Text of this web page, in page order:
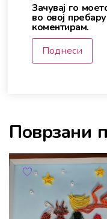
Зачувај го
во овој
коментирам.
Поврзани